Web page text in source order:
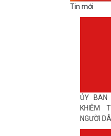
Tin mới
ỦY BAN
KHIÊM
NGƯỜI